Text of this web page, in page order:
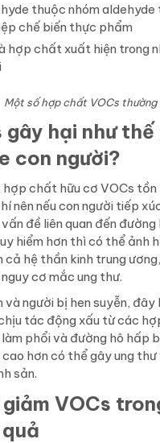
thuộc nhóm aldehyde
chế biến thực phẩm
hợp chất xuất hiện trong
Một số hợp chất VOCs thường
gây hại như thế
con người?
hợp chất hữu cơ VOCs tồn
nên nếu con người tiếp
đề liên quan đến
hiểm hơn thì có thể ảnh
cả hệ thần kinh trung
cơ mắc ung thư.
người bị hen suyễn, đây
tác động xấu từ các
phổi và đường hô hấp
hơn có thể gây ung
sản.
VOCs